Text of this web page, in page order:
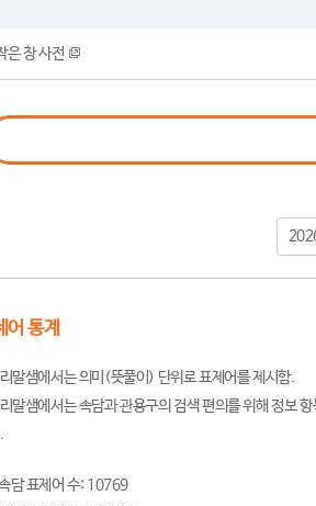
은 창 사전
어 통계
말샘에서는 의미(뜻풀이) 단위로 표제어를 제시함.
말샘에서는 속담과 관용구의 검색 편의를 위해 정보
담 표제어 수: 10769